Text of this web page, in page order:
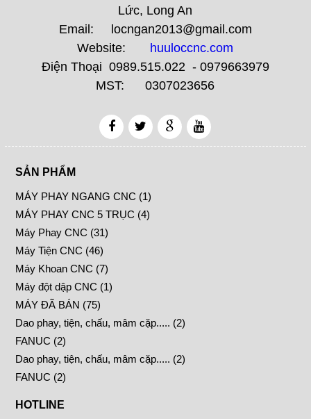
Lức, Long An
Email: locngan2013@gmail.com
Website: huuloccnc.com
Điện Thoại 0989.515.022 - 0979663979
MST: 0307023656
SẢN PHẨM
MÁY PHAY NGANG CNC (1)
MÁY PHAY CNC 5 TRỤC (4)
Máy Phay CNC (31)
Máy Tiện CNC (46)
Máy Khoan CNC (7)
Máy đột dập CNC (1)
MÁY ĐÃ BÁN (75)
Dao phay, tiện, chấu, mâm cặp..... (2)
FANUC (2)
Dao phay, tiện, chấu, mâm cặp..... (2)
FANUC (2)
HOTLINE